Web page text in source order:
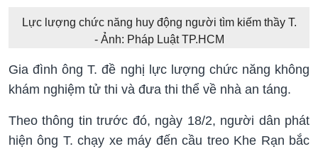
Lực lượng chức năng huy động người tìm kiếm thầy T.
- Ảnh: Pháp Luật TP.HCM
Gia đình ông T. đề nghị lực lượng chức năng không
khám nghiệm tử thi và đưa thi thể về nhà an táng.
Theo thông tin trước đó, ngày 18/2, người dân phát
hiện ông T. chạy xe máy đến cầu treo Khe Rạn bắc